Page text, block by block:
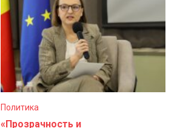
Политика
«Прозрачность и